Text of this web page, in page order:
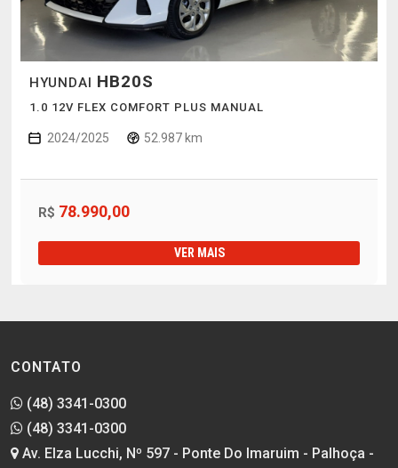
HYUNDAI HB20S
1.0 12V FLEX COMFORT PLUS MANUAL
2024/2025 52.987 km
R$ 78.990,00
VER MAIS
CONTATO
(48) 3341-0300
(48) 3341-0300
Av. Elza Lucchi, Nº 597 - Ponte Do Imaruim - Palhoça -